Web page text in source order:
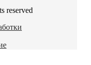
reserved